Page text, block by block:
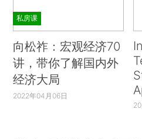
私房课
向松祚：宏观经济70
讲，带你了解国内外
经济大局
2022年04月06日